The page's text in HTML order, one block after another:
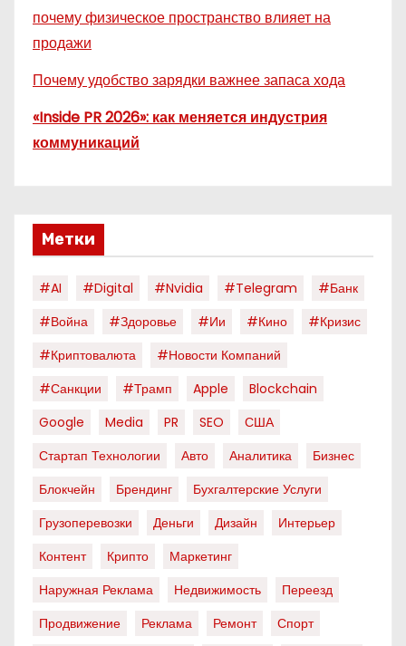
почему физическое пространство влияет на
продажи
Почему удобство зарядки важнее запаса хода
«Inside PR 2026»: как меняется индустрия
коммуникаций
Метки
#AI #digital #nvidia #telegram
#банк
#война
#здоровье #ии #кино
#кризис
#криптовалюта
#новости Компаний
#санкции
#трамп Apple
Blockchain
Google
Media PR SEO
США
Стартап Технологии
Авто Аналитика
Бизнес
Блокчейн
Брендинг
Бухгалтерские Услуги
Грузоперевозки
Деньги Дизайн
Интерьер
Контент
Крипто
Маркетинг
Наружная Реклама
Недвижимость
Переезд
Продвижение
Реклама Ремонт
Спорт